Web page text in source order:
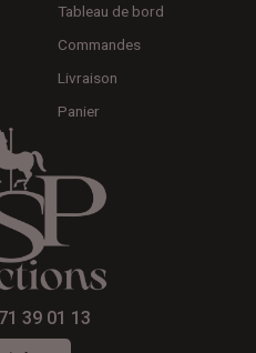
Tableau de bord
Commandes
Livraison
Panier
39 01 13